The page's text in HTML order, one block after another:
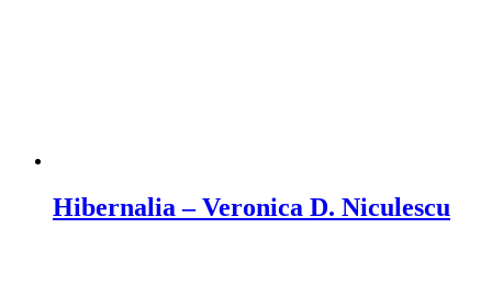
Hibernalia – Veronica D. Niculescu